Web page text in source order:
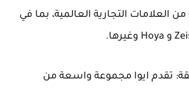
العلامات التجارية العالمية، بما في
تقدم ايوا مجموعة واسعة من